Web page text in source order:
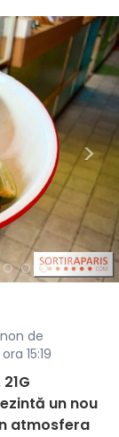
>
de
15:19
un nou
atmosfera